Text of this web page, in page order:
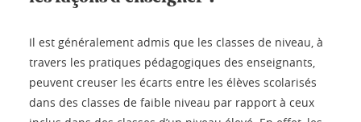
Il est généralement admis que les classes de niveau, à
travers les pratiques pédagogiques des enseignants,
peuvent creuser les écarts entre les élèves scolarisés
dans des classes de faible niveau par rapport à ceux